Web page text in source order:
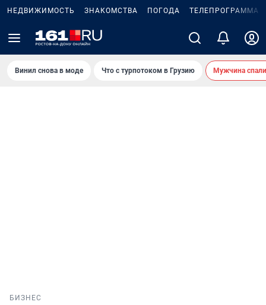
НЕДВИЖИМОСТЬ ЗНАКОМСТВА ПОГОДА ТЕЛЕПРОГРАММА
Винил снова в моде Что с турпотоком в Грузию Мужчина
БИЗНЕС